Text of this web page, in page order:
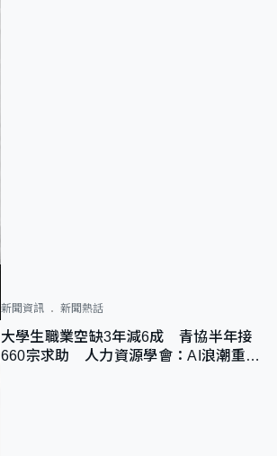
新聞資訊 新聞熱話
大學生職業空缺3年減6成 青協半年接
660宗求助 人力資源學會：AI浪潮重整